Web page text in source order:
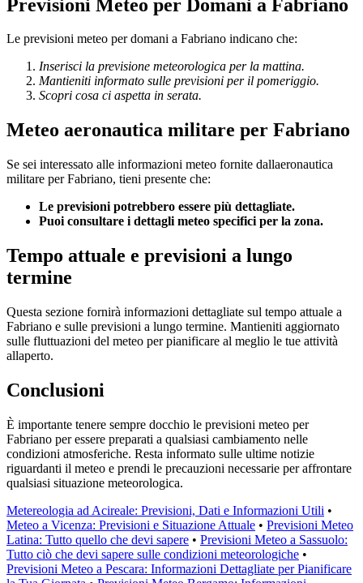
Previsioni Meteo per Domani a Fabriano
Le previsioni meteo per domani a Fabriano indicano che:
Inserisci la previsione meteorologica per la mattina.
Mantieniti informato sulle previsioni per il pomeriggio.
Scopri cosa ci aspetta in serata.
Meteo aeronautica militare per Fabriano
Se sei interessato alle informazioni meteo fornite dallaeronautica
militare per Fabriano, tieni presente che:
Le previsioni potrebbero essere più dettagliate.
Puoi consultare i dettagli meteo specifici per la zona.
Tempo attuale e previsioni a lungo
termine
Questa sezione fornirà informazioni dettagliate sul tempo attuale a
Fabriano e sulle previsioni a lungo termine. Mantieniti aggiornato
sulle fluttuazioni del meteo per pianificare al meglio le tue attività
allaperto.
Conclusioni
È importante tenere sempre docchio le previsioni meteo per
Fabriano per essere preparati a qualsiasi cambiamento nelle
condizioni atmosferiche. Resta informato sulle ultime notizie
riguardanti il meteo e prendi le precauzioni necessarie per affrontare
qualsiasi situazione meteorologica.
Metereologia ad Acireale: Previsioni, Dati e Informazioni Utili •
Meteo a Vicenza: Previsioni e Situazione Attuale • Previsioni Meteo
Latina: Tutto quello che devi sapere • Previsioni Meteo a Sassuolo:
Tutto ciò che devi sapere sulle condizioni meteorologiche •
Previsioni Meteo a Pescara: Informazioni Dettagliate per Pianificare